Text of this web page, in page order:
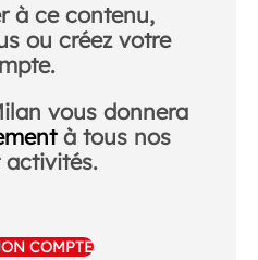
à ce contenu,
ou créez votre
vous donnera
à tous nos
activités.
COMPTE